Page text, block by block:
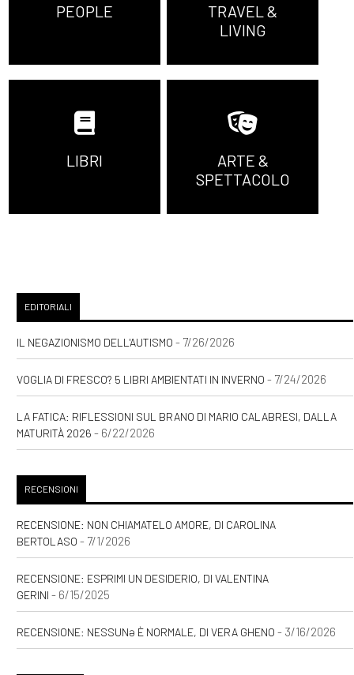
PEOPLE
TRAVEL &
LIVING
LIBRI
ARTE &
SPETTACOLO
EDITORIALI
IL NEGAZIONISMO DELL'AUTISMO - 7/26/2026
VOGLIA DI FRESCO? 5 LIBRI AMBIENTATI IN INVERNO - 7/24/2026
LA FATICA: RIFLESSIONI SUL BRANO DI MARIO CALABRESI, DALLA
MATURITÀ 2026 - 6/22/2026
RECENSIONI
RECENSIONE: NON CHIAMATELO AMORE, DI CAROLINA
BERTOLASO - 7/1/2026
RECENSIONE: ESPRIMI UN DESIDERIO, DI VALENTINA
GERINI - 6/15/2025
RECENSIONE: NESSUNƏ È NORMALE, DI VERA GHENO - 3/16/2026